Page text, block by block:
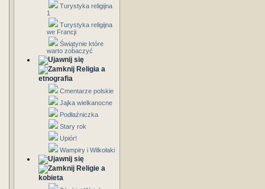
Turystyka religijna
1
Turystyka religijna
we Francji
Świątynie które
warto zobaczyć
Religia a
etnografia
Cmentarze polskie
Jajka wielkanocne
Podłaźniczka
Stary rok
Upiór!
Wampiry i Wilkołaki
Religie a
kobieta